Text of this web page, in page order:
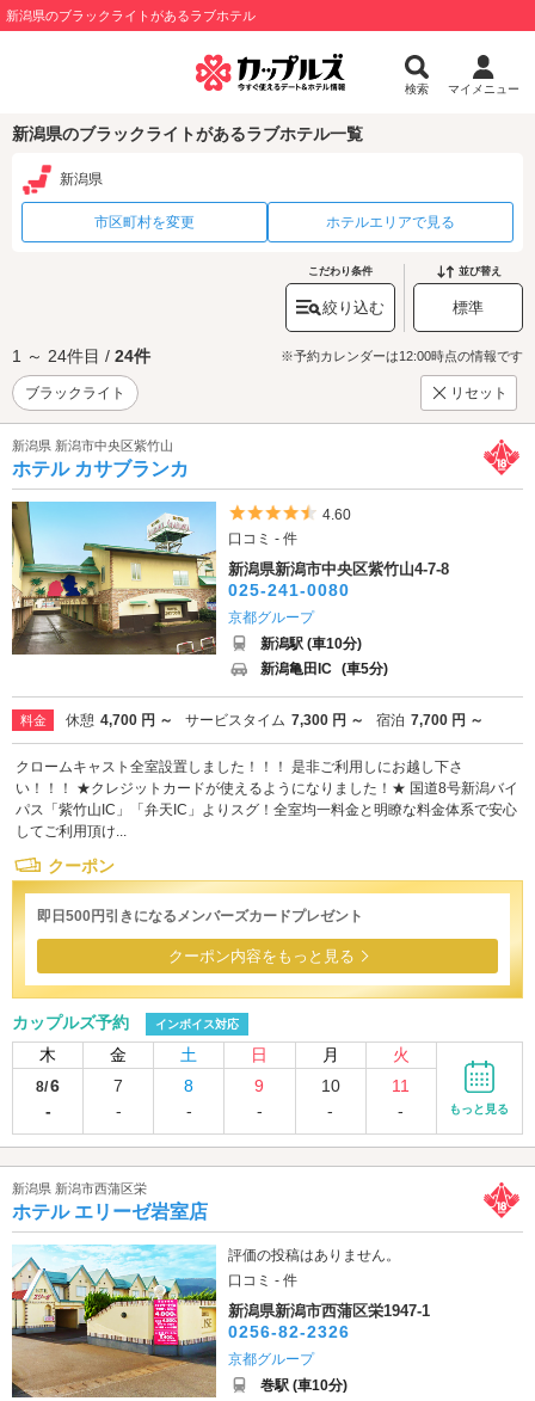
新潟県のブラックライトがあるラブホテル
検索 マイメニュー
新潟県のブラックライトがあるラブホテル一覧
新潟県
市区町村を変更 ホテルエリアで見る
こだわり条件
絞り込む
並び替え
標準
1 ～ 24件目 / 24件 ※予約カレンダーは12:00時点の情報です
ブラックライト リセット
新潟県 新潟市中央区紫竹山
ホテル カサブランカ
5つ星のうち4.5
4.60
口コミ - 件
新潟県新潟市中央区紫竹山4-7-8
025-241-0080
京都グループ
新潟駅 (車10分)
新潟亀田IC (車5分)
料金 休憩 4,700 円 ～ サービスタイム 7,300 円 ～ 宿泊 7,700 円 ～
クロームキャスト全室設置しました！！！ 是非ご利用しにお越し下さ
い！！！ ★クレジットカードが使えるようになりました！★ 国道8号新潟バイ
パス「紫竹山IC」「弁天IC」よりスグ！全室均一料金と明瞭な料金体系で安心
してご利用頂け...
クーポン
即日500円引きになるメンバーズカードプレゼント
クーポン内容をもっと見る
カップルズ予約 インボイス対応
木 金 土 日 月 火
8/6
-
7
-
8
-
9
-
10
-
11
-
もっと見る
新潟県 新潟市西蒲区栄
ホテル エリーゼ岩室店
評価の投稿はありません。
口コミ - 件
新潟県新潟市西蒲区栄1947-1
0256-82-2326
京都グループ
巻駅 (車10分)